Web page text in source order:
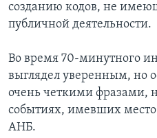
созданию кодов, не
публичной деятельности.
Во время 70-минутного
выглядел уверенным, но
очень четкими фразами,
событиях, имевших место
АНБ.